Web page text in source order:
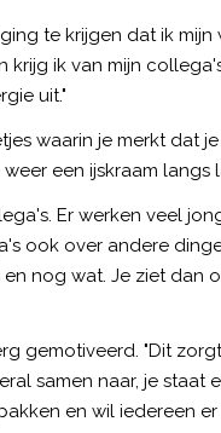
te krijgen dat ik
krijg ik van mijn
uit."
waarin je merkt dat
een ijskraam langs
Er werken veel
ook over andere
nog wat. Je ziet dan
gemotiveerd. "Dit
samen naar, je staat
en wil iedereen